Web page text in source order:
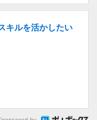
キルを活かしたい